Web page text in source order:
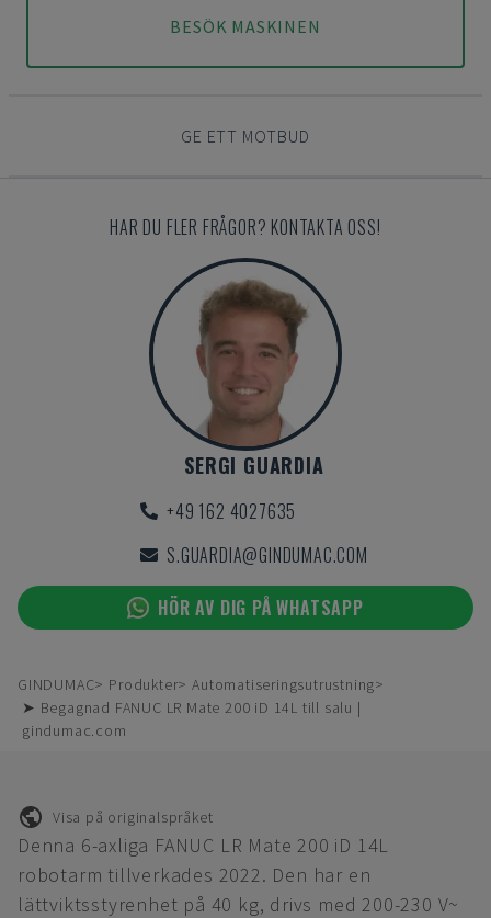
BESÖK MASKINEN
GE ETT MOTBUD
HAR DU FLER FRÅGOR? KONTAKTA OSS!
SERGI GUARDIA
+49 162 4027635
S.GUARDIA@GINDUMAC.COM
HÖR AV DIG PÅ WHATSAPP
GINDUMAC Produkter
Automatiseringsutrustning
➤ Begagnad FANUC LR Mate 200 iD 14L till salu |
gindumac.com
Visa på originalspråket
Denna 6-axliga FANUC LR Mate 200 iD 14L
robotarm tillverkades 2022. Den har en
lättviktsstyrenhet på 40 kg, drivs med 200-230 V~